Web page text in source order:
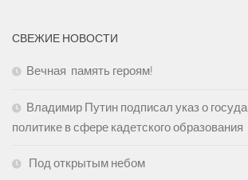
СВЕЖИЕ НОВОСТИ
Вечная память героям!
Владимир Путин подписал указ о
политике в сфере кадетского образования
Под открытым небом